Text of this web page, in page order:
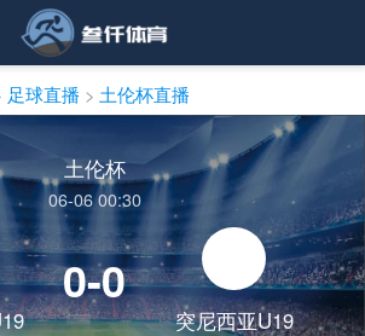
足球直播 > 土伦杯直播
土伦杯
06-06 00:30
0-0
突尼西亚U19